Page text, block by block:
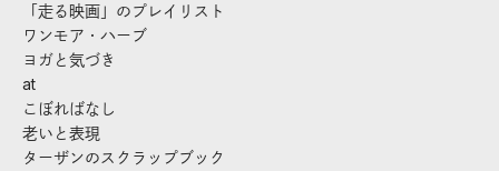
「走る映画」のプレイリスト
ワンモア・ハーブ
ヨガと気づき
at
こぼればなし
老いと表現
ターザンのスクラップブック